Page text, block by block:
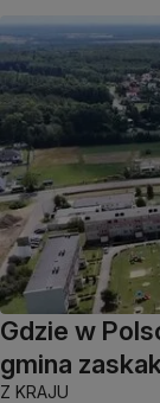
Gdzie w
gmina
Z KRAJU